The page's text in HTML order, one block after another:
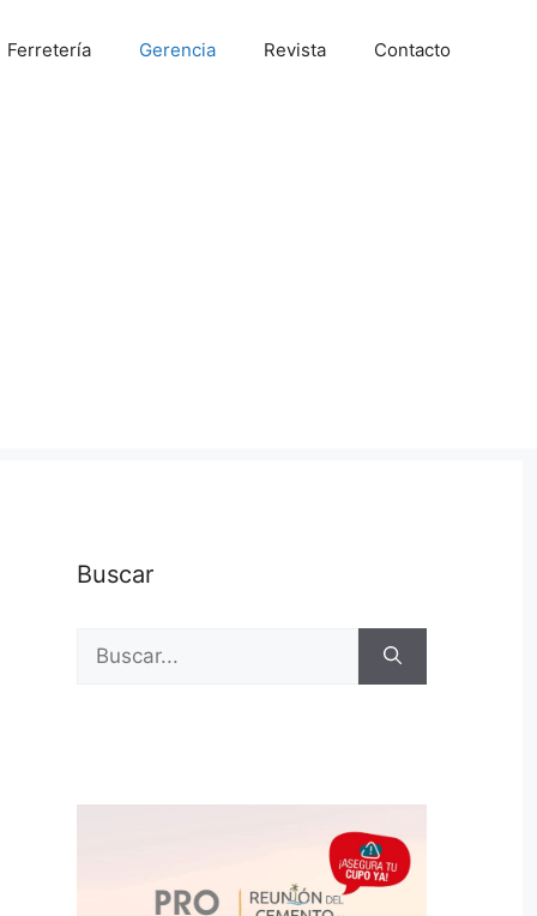
Ferretería Gerencia Revista Contacto
Buscar
Buscar: